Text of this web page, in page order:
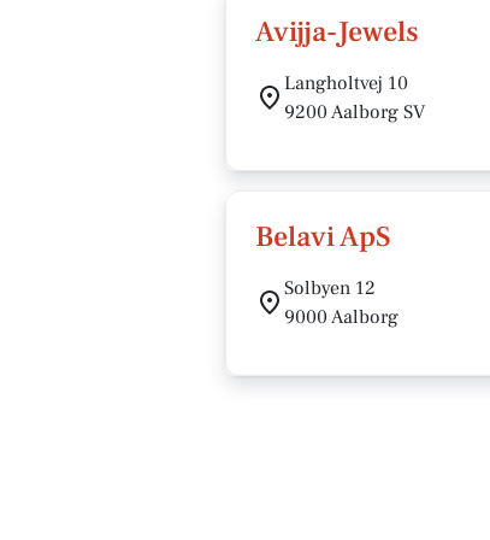
Avijja-Jewels
Langholtvej 10
9200 Aalborg SV
Belavi ApS
Solbyen 12
9000 Aalborg